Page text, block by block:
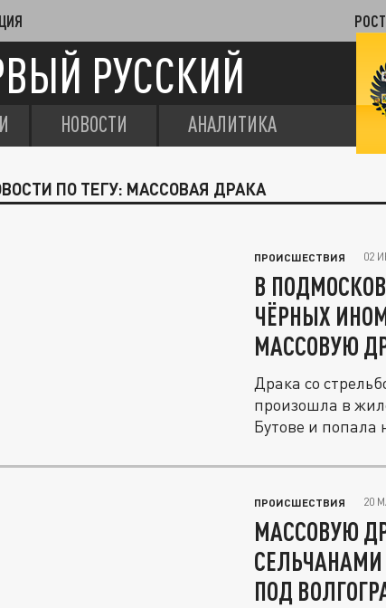
РУССКИЙ
НОВОСТИ АНАЛИТИКА
ПО ТЕГУ: МАССОВАЯ ДРАКА
ПРОИСШЕСТВИЯ 02
В
ЧЁРНЫХ
МАССОВУЮ
Драка со
произошла в
Бутове и попала
ПРОИСШЕСТВИЯ 20
МАССОВУЮ
ПОД